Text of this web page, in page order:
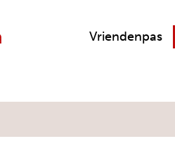
Vriendenpas